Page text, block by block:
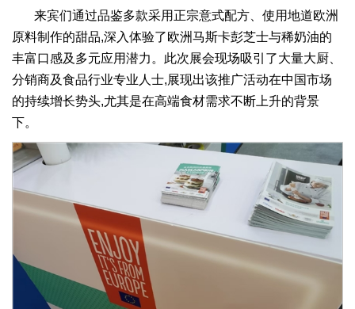
来宾们通过品鉴多款采用正宗意式配方、使用地道欧洲
原料制作的甜品,深入体验了欧洲马斯卡彭芝士与稀奶油的
丰富口感及多元应用潜力。此次展会现场吸引了大量大厨、
分销商及食品行业专业人士,展现出该推广活动在中国市场
的持续增长势头,尤其是在高端食材需求不断上升的背景
下。